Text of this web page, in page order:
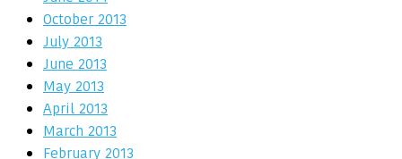
October 2013
July 2013
June 2013
May 2013
April 2013
March 2013
February 2013